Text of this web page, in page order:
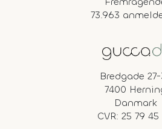
73.963
Bredgade
7400
Danmark
CVR: 25 79